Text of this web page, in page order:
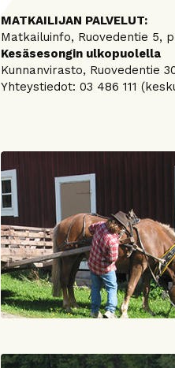
MATKAILIJAN PALVELUT:
Matkailuinfo, Ruovedentie 5,
Kesäsesongin ulkopuolella
Kunnanvirasto, Ruovedentie
Yhteystiedot: 03 486 111